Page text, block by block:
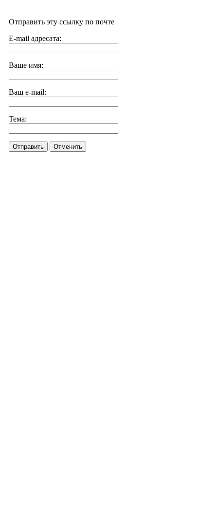
Отправить эту ссылку по почте
E-mail адресата:
Ваше имя:
Ваш e-mail:
Тема:
Отправить Отменить